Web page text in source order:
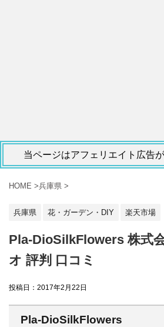
当ページはアフェリエイト広告
HOME >兵庫県 >
兵庫県 花・ガーデン・DIY 楽天市場
Pla-DioSilkFlowers 株式
オ 評判 口コミ
投稿日： 2017年2月22日
Pla-DioSilkFlowers